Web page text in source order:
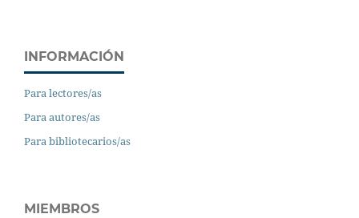
INFORMACIÓN
Para lectores/as
Para autores/as
Para bibliotecarios/as
MIEMBROS